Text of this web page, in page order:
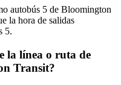
autobús 5 de Bloomington
la hora de salidas
5.
la línea o ruta de
Transit?